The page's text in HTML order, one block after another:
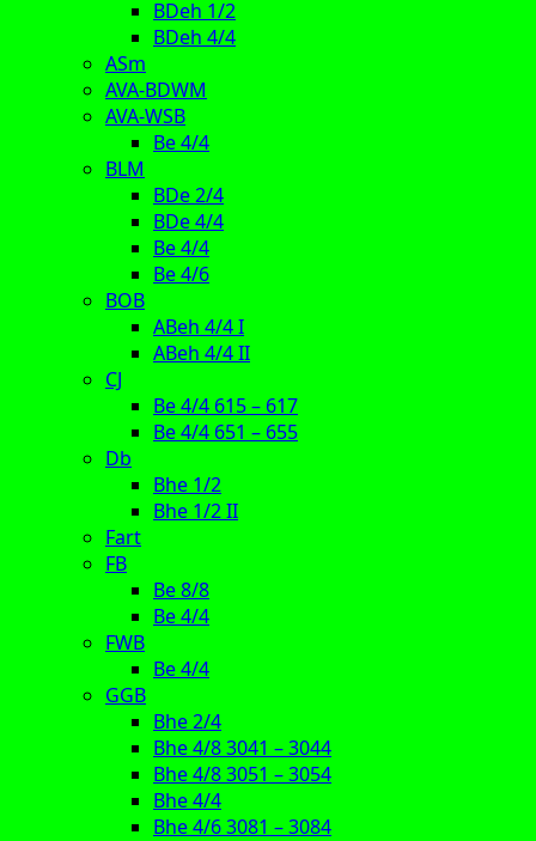
BDeh 1/2
BDeh 4/4
ASm
AVA-BDWM
AVA-WSB
Be 4/4
BLM
BDe 2/4
BDe 4/4
Be 4/4
Be 4/6
BOB
ABeh 4/4 I
ABeh 4/4 II
CJ
Be 4/4 615 – 617
Be 4/4 651 – 655
Db
Bhe 1/2
Bhe 1/2 II
Fart
FB
Be 8/8
Be 4/4
FWB
Be 4/4
GGB
Bhe 2/4
Bhe 4/8 3041 – 3044
Bhe 4/8 3051 – 3054
Bhe 4/4
Bhe 4/6 3081 – 3084